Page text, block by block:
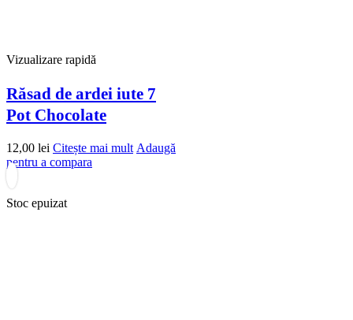
Vizualizare rapidă
Răsad de ardei iute 7
Pot Chocolate
12,00 lei Citește mai mult Adaugă
pentru a compara
Stoc epuizat